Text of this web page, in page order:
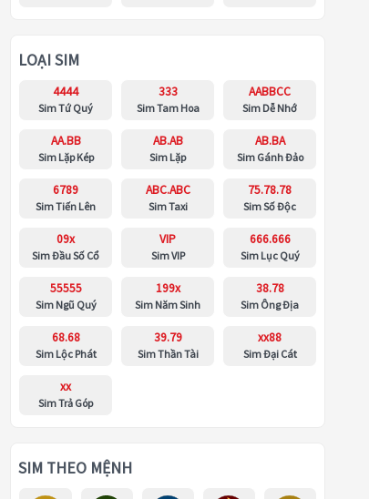
LOẠI SIM
4444
Sim Tứ Quý
333
Sim Tam Hoa
AABBCC
Sim Dễ Nhớ
AA.BB
Sim Lặp Kép
AB.AB
Sim Lặp
AB.BA
Sim Gánh Đảo
6789
Sim Tiến Lên
ABC.ABC
Sim Taxi
75.78.78
Sim Số Độc
09x
Sim Đầu Số Cổ
VIP
Sim VIP
666.666
Sim Lục Quý
55555
Sim Ngũ Quý
199x
Sim Năm Sinh
38.78
Sim Ông Địa
68.68
Sim Lộc Phát
39.79
Sim Thần Tài
xx88
Sim Đại Cát
xx
Sim Trả Góp
SIM THEO MỆNH